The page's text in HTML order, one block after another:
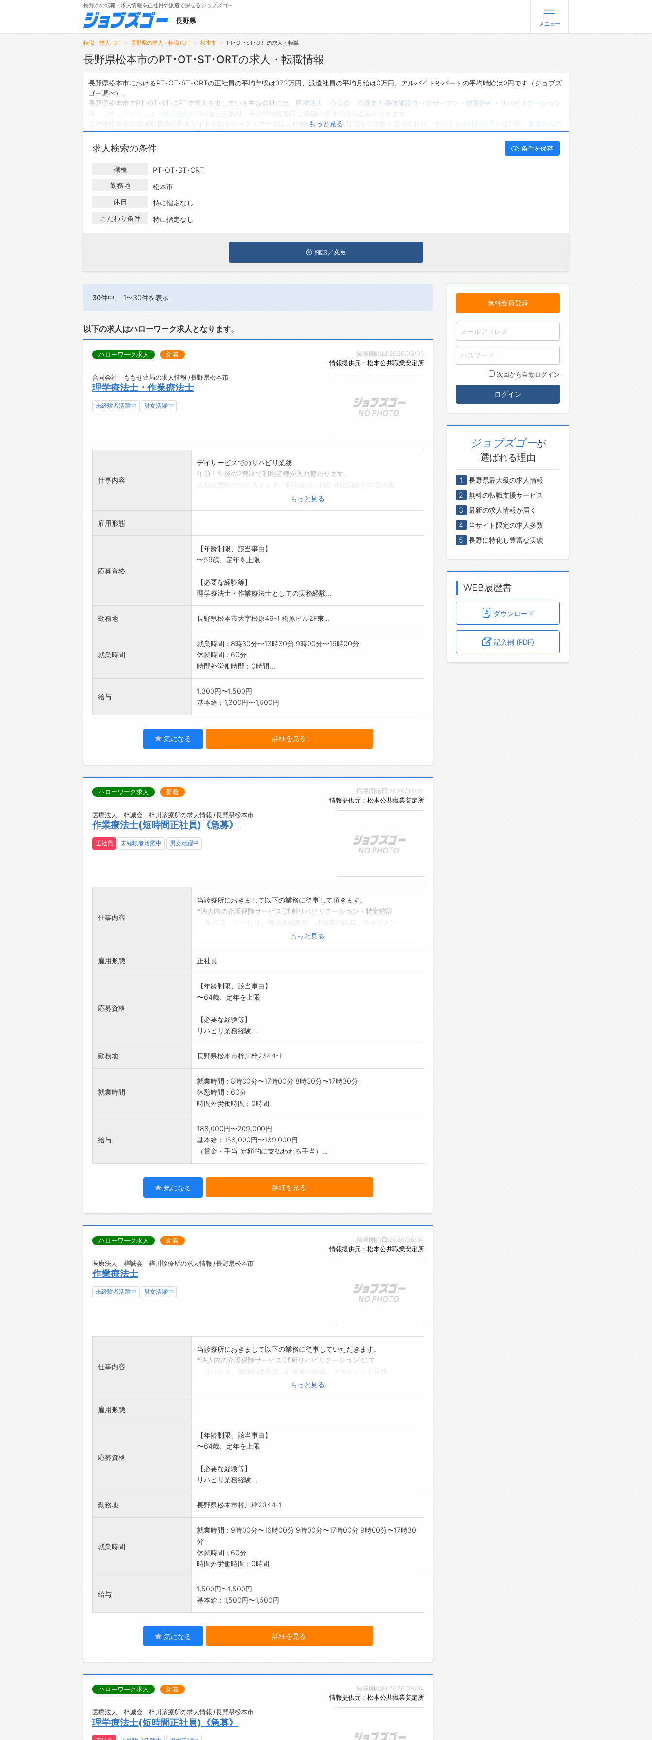
メニュー
トップ
長野県の求人検索で選ばれる理由
転職支援サービスについて
転職支援サービス
ジョブズゴーについて
会社概要
長野県の転職・求人情報を正社員や派遣で探せるジョブズゴー
長野県 メニュー
転職・求人TOP 長野県の求人・転職TOP 松本市 PT･OT･ST･ORTの求人・転職
長野県松本市のPT･OT･ST･ORTの求人・転職情報
長野県松本市におけるPT･OT･ST･ORTの正社員の平均年収は372万円、派遣社員の平均月給は0万円、アルバイトやパートの平均時給は0円です（ジョブズ
ゴー調べ）。
長野県松本市でPT･OT･ST･ORTで求人を出している主な会社には、 医療法人 心泉会 介護老人保健施設ローズガーデン ・ 整形外科・リハビリテーション
長野県松本市の地域密着型の求人サイトであるジョブズゴーでは長野県松本市の求人情報を11件取り扱っており、そのうち
求人は0件、アルバイト・パートの求人は0件です。
ハローワークにはない求人も多数扱っており、転職だけでなく、第二新卒から50代・60代以上の方の再就職も可能です。 長野県松本市でPT･OT･ST･ORT
の求人・転職情報を探している方は、ぜひ興味のある職種に応募してみてくださいね。
もっと見る
求人検索の条件 条件を保存
職種
PT･OT･ST･ORT
勤務地
松本市
休日
特に指定なし
こだわり条件
特に指定なし
確認／変更
30件中、 1〜30件を表示
以下の求人はハローワーク求人となります。
掲載開始日:2026/08/05
情報提供元：松本公共職業安定所
ハローワーク求人 新着
合同会社 ももせ薬局の求人情報 /長野県松本市
理学療法士・作業療法士
未経験者活躍中 男女活躍中
仕事内容
デイサービスでのリハビリ業務
午前・午後の2部制で利用者様が入れ替わります。
提供、機器を利用した運動プログラムの実施が主な業務内容になり
もっと見る
雇用形態
応募資格
【年齢制限、該当事由】
〜59歳、定年を上限
【必要な経験等】
理学療法士・作業療法士としての実務経験...
勤務地 長野県松本市大字松原46-1 松原ビル2F東...
就業時間
就業時間：8時30分〜13時30分 9時00分〜16時00分
休憩時間：60分
時間外労働時間：0時間...
給与
1,300円〜1,500円
基本給：1,300円〜1,500円
気になる 詳細を見る
掲載開始日:2026/08/04
情報提供元：松本公共職業安定所
ハローワーク求人 新着
医療法人 梓誠会 梓川診療所の求人情報 /長野県松本市
作業療法士(短時間正社員)《急募》
正社員 未経験者活躍中 男女活躍中
仕事内容
当診療所におきまして以下の業務に従事して頂きます。
*法人内の介護保険サービス(通所リハビリテーション・特定施設
ト業務等に従事していただきます。
*応募する方は、ハローワークの紹介状をお持ちください
もっと見る
雇用形態 正社員
応募資格
【年齢制限、該当事由】
〜64歳、定年を上限
【必要な経験等】
リハビリ業務経験...
勤務地 長野県松本市梓川梓2344-1
就業時間
就業時間：8時30分〜17時00分 8時30分〜17時30分
休憩時間：60分
時間外労働時間：0時間
給与
188,000円〜209,000円
基本給：168,000円〜189,000円
（賃金・手当_定額的に支払われる手当）...
気になる 詳細を見る
掲載開始日:2026/08/04
情報提供元：松本公共職業安定所
ハローワーク求人 新着
医療法人 梓誠会 梓川診療所の求人情報 /長野県松本市
作業療法士
未経験者活躍中 男女活躍中
仕事内容
当診療所におきまして以下の業務に従事していただきます。
*法人内の介護保険サービス(通所リハビリテーション)にて
もっと見る
雇用形態
応募資格
【年齢制限、該当事由】
〜64歳、定年を上限
【必要な経験等】
リハビリ業務経験...
勤務地 長野県松本市梓川梓2344-1
就業時間
就業時間：9時00分〜16時00分 9時00分〜17時00分 9時00分〜17時30
分
休憩時間：60分
時間外労働時間：0時間
給与
1,500円〜1,500円
基本給：1,500円〜1,500円
気になる 詳細を見る
掲載開始日:2026/08/04
情報提供元：松本公共職業安定所
ハローワーク求人 新着
医療法人 梓誠会 梓川診療所の求人情報 /長野県松本市
理学療法士(短時間正社員)《急募》
無料会員登録
次回から自動ログイン
ログイン
ジョブズゴーが
選ばれる理由
1
長野県最大級の求人情報
2
無料の転職支援サービス
3
最新の求人情報が届く
4
当サイト限定の求人多数
5
長野に特化し豊富な実績
WEB履歴書
ダウンロード
記入例 (PDF)